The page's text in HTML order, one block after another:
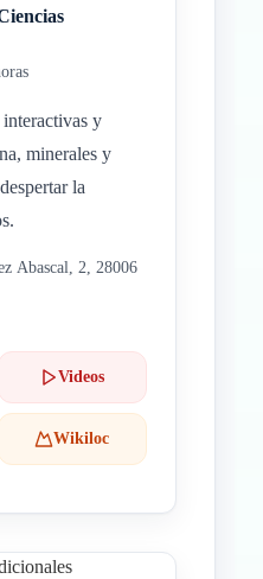
y
minerales y
la
Abascal, 2, 28006
Videos
Wikiloc